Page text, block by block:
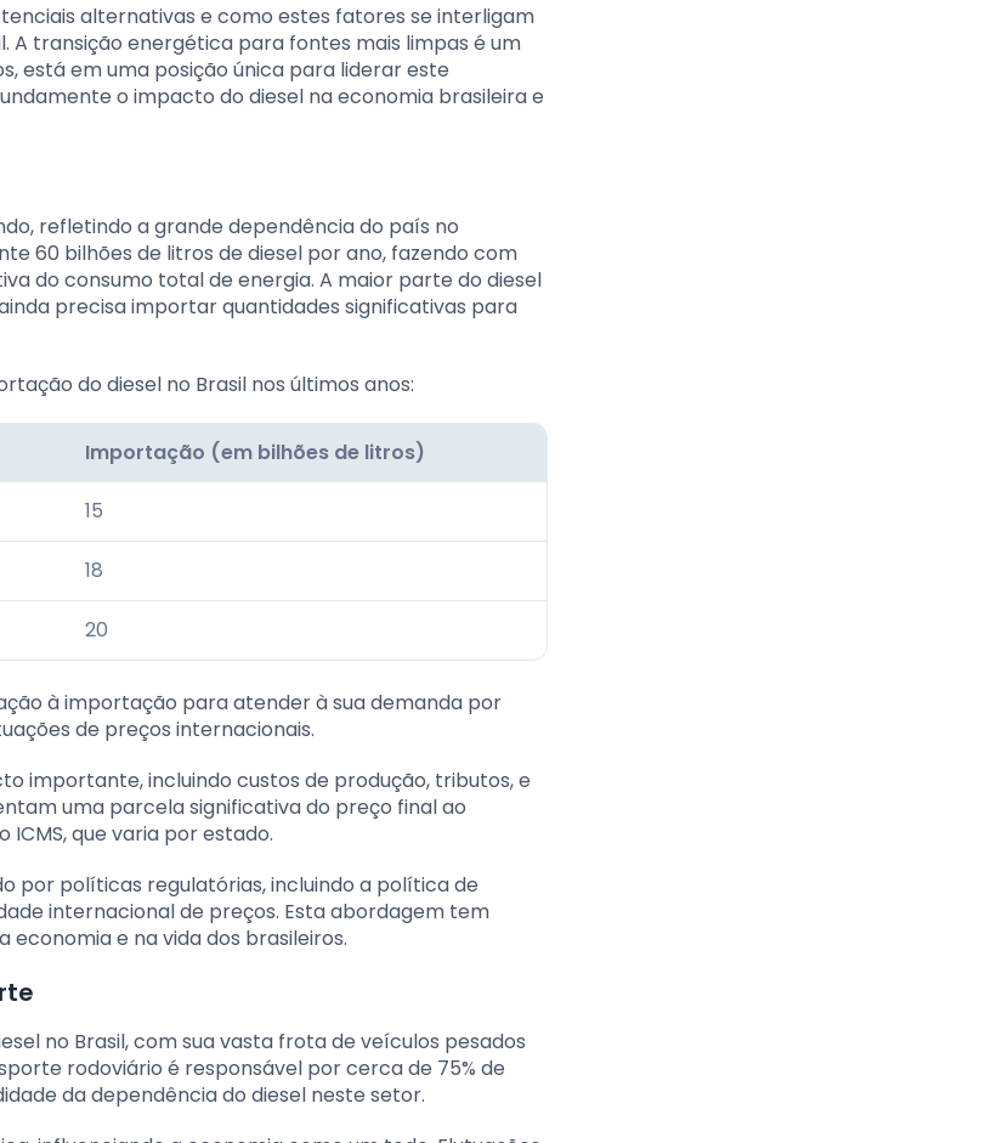
alternativas e como estes fatores se interligam
A transição energética para fontes mais limpas é um
está em uma posição única para liderar este
o impacto do diesel na economia brasileira e
refletindo a grande dependência do país no
60 bilhões de litros de diesel por ano, fazendo com
do consumo total de energia. A maior parte do diesel
precisa importar quantidades significativas para
do diesel no Brasil nos últimos anos:
Importação (em bilhões de litros)
15
18
20
à importação para atender à sua demanda por
de preços internacionais.
importante, incluindo custos de produção, tributos, e
uma parcela significativa do preço final ao
ICMS, que varia por estado.
por políticas regulatórias, incluindo a política de
internacional de preços. Esta abordagem tem
e na vida dos brasileiros.
no Brasil, com sua vasta frota de veículos pesados
rodoviário é responsável por cerca de 75% de
da dependência do diesel neste setor.